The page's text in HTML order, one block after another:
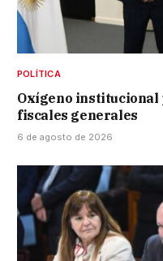
POLÍTICA
Oxígeno institucional
fiscales generales
6 de agosto de 2026